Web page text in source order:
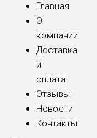
Главная
О
компании
Доставка
и
оплата
Отзывы
Новости
Контакты